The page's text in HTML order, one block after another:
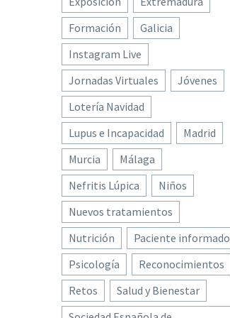
Formación
Galicia
Instagram Live
Jornadas Virtuales
Jóvenes
Lotería Navidad
Lupus e Incapacidad
Madrid
Murcia
Málaga
Nefritis Lúpica
Niños
Nuevos tratamientos
Nutrición
Paciente informado
Psicología
Reconocimientos
Retos
Salud y Bienestar